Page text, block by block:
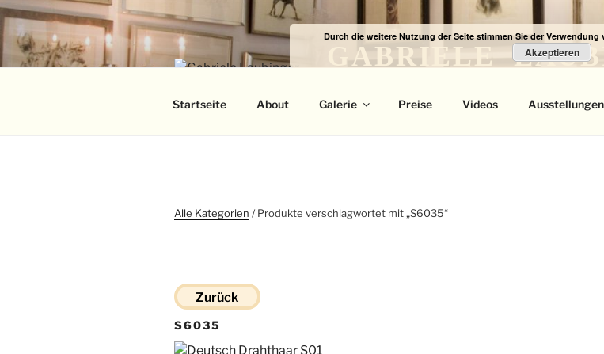
Zum
Inhalt
springen
GABRIELE
Startseite About Galerie Preise Videos Ausstellungen
Alle Kategorien / Produkte verschlagwortet mit „S6035“
Zurück
S6035
Durch die weitere Nutzung der Seite stimmen Sie der Verwendung
Akzeptieren